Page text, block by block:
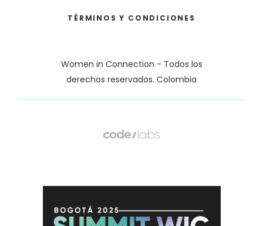
Women in Connection - Todos los
derechos reservados. Colombia
TÉRMINOS Y CONDICIONES